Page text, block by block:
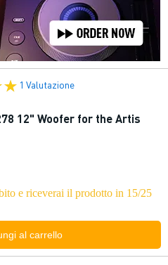
1 Valutazione
12" Woofer for the Artis
e riceverai il prodotto in 15/25
al carrello